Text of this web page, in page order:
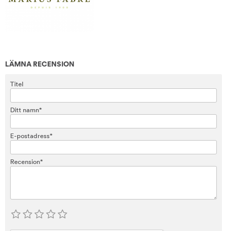
LÄMNA RECENSION
Titel
Ditt namn*
E-postadress*
Recension*